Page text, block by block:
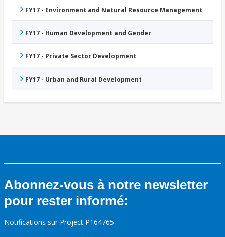
FY17 - Environment and Natural Resource Management
FY17 - Human Development and Gender
FY17 - Private Sector Development
FY17 - Urban and Rural Development
Abonnez-vous à notre newsletter
pour rester informé:
Notifications sur Project P164765